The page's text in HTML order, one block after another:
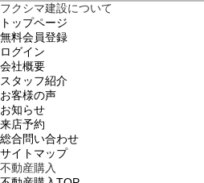
フクシマ建設について
トップページ
無料会員登録
ログイン
会社概要
スタッフ紹介
お客様の声
お知らせ
来店予約
総合問い合わせ
サイトマップ
不動産購入